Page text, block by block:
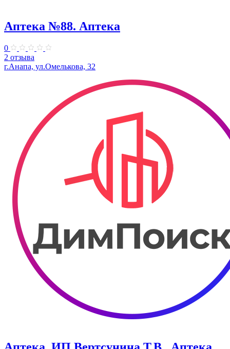
Аптека №88. Аптека
0
2 отзыва
г.Анапа, ул.Омелькова, 32